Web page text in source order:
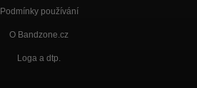
Podmínky používání
O Bandzone.cz
Loga a dtp.